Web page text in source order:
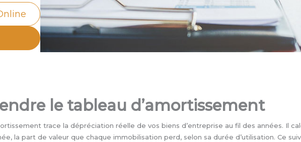
le tableau d’amortissement
trace la dépréciation réelle de vos biens d’entreprise au fil des années. Il
la part de valeur que chaque immobilisation perd, selon sa durée d’utilisation. Ce